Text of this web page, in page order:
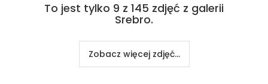
To jest tylko 9 z 145 zdjęć z galerii
Srebro.
Zobacz więcej zdjęć...